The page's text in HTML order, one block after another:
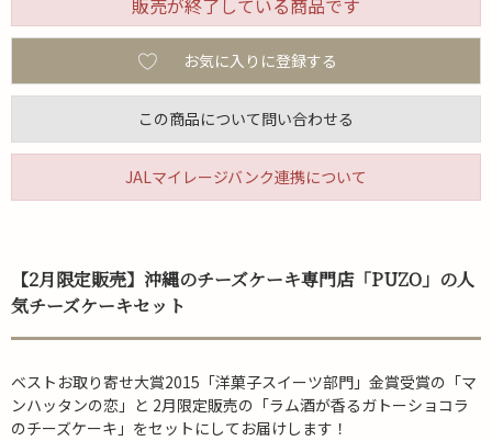
お気に入りに登録する
販売が終了している商品です
この商品について問い合わせる
JALマイレージバンク連携について
【2月限定販売】沖縄のチーズケーキ専門店「PUZO」の人
気チーズケーキセット
ベストお取り寄せ大賞2015「洋菓子スイーツ部門」金賞受賞の「マ
ンハッタンの恋」と 2月限定販売の「ラム酒が香るガトーショコラ
のチーズケーキ」をセットにしてお届けします！